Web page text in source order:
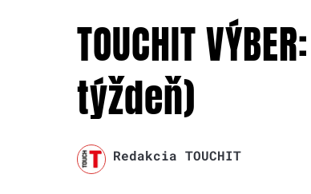
TOUCHIT
týždeň)
Redakcia TOUCHIT